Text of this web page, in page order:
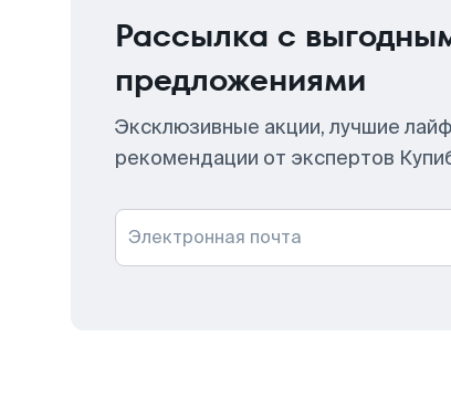
Рассылка с
предложениями
Эксклюзивные акции, лучшие
рекомендации от экспертов
Электронная почта